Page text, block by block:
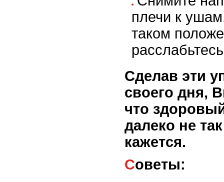
плечи к
таком
расслабьтесь
Сделав эти
своего дня,
что
далеко не
кажется.
Советы: